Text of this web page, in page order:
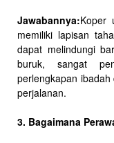
Jawabannya:Koper
memiliki lapisan
dapat melindungi
buruk, sangat
perlengkapan
perjalanan.
3. Bagaimana